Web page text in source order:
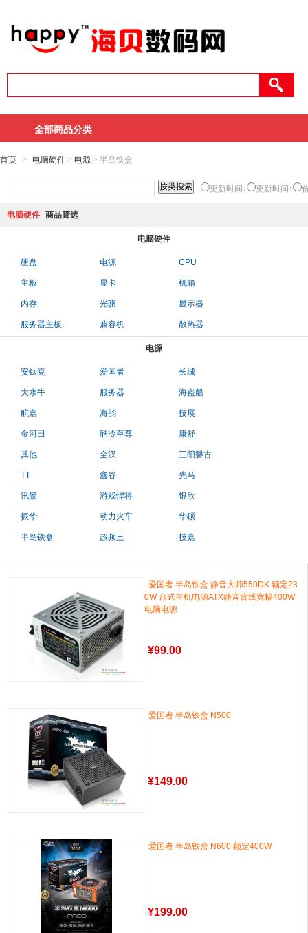
全部商品分类
首页 > 电脑硬件 > 电源 > 半岛铁盒
更新时间↓ 更新时间↑
电脑硬件 商品筛选
电脑硬件
硬盘 电源 CPU
主板 显卡 机箱
内存 光驱 显示器
服务器主板 兼容机 散热器
电源
安钛克 爱国者 长城
大水牛 服务器 海盗船
航嘉 海韵 技展
金河田 酷冷至尊 康舒
其他 全汉 三阳磐古
TT 鑫谷 先马
讯景 游戏悍将 银欣
振华 动力火车 华硕
半岛铁盒 超频三 技嘉
爱国者 半岛铁盒 静音大师550DK 额定23
0W 台式主机电源ATX静音背线宽幅400W
电脑电源
¥99.00
爱国者 半岛铁盒 N500
¥149.00
爱国者 半岛铁盒 N600 额定400W
¥199.00